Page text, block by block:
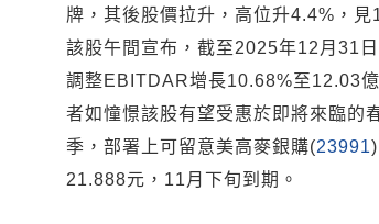
牌，其後股價拉升，高位升4.4%，見
該股午間宣布，截至2025年12月31
調整EBITDAR增長10.68%至12.03
者如憧憬該股有望受惠於即將來臨的
季，部署上可留意美高麥銀購(23991
21.888元，11月下旬到期。